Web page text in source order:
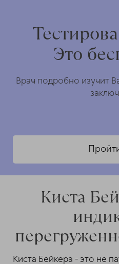
Это
Врач подробно изучит
Киста
Киста Бейкера - это не